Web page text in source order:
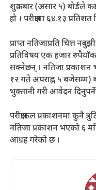
शुक्रबार (असार ५) बोर्डले
हो । परीक्षामा ६४.१३
प्राप्त नतिजाप्रति चित्त
प्रतिविषय एक हजार
सक्नेछन् । नतिजा प्रकाशन
१२ गते अपराह्न ५ बजेसम्म)
भुक्तानी गरी आवेदन
परीक्षाफल प्रकाशनमा कुनै
नतिजा प्रकाशन भएको ६
आग्रह गरेको छ ।